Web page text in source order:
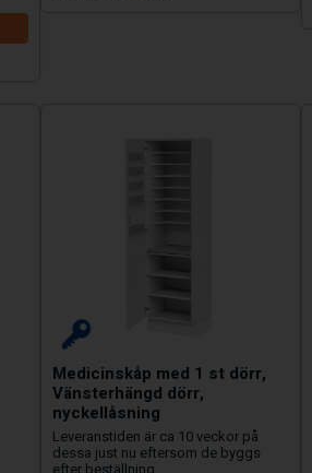
Medicinskåp med 1 st dörr,
Vänsterhängd dörr,
nyckellåsning
Leveranstiden är ca 10 veckor på
dessa just nu eftersom de byggs
efter beställning